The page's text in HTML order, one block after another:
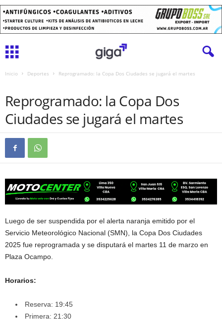
Inicio Deportes Reprogramado: la Copa Dos Ciudades se jugará el martes
Reprogramado: la Copa Dos
Ciudades se jugará el martes
Luego de ser suspendida por el alerta naranja emitido por el
Servicio Meteorológico Nacional (SMN), la Copa Dos Ciudades
2025 fue reprogramada y se disputará el martes 11 de marzo en
Plaza Ocampo.
Horarios:
Reserva: 19:45
Primera: 21:30